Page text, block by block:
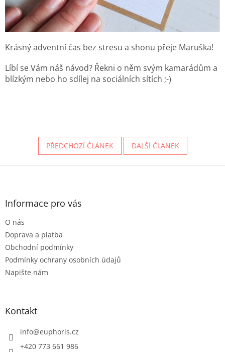
Krásný adventní čas bez stresu a shonu přeje Maruška!
Líbí se Vám náš návod? Řekni o něm svým kamarádům a
blízkým nebo ho sdílej na sociálních sítích ;-)
PŘEDCHOZÍ ČLÁNEK DALŠÍ ČLÁNEK
Z
Informace pro vás
O nás
Doprava a platba
Obchodní podmínky
Podmínky ochrany osobních údajů
Napište nám
Kontakt
info@euphoris.cz
+420 773 661 986